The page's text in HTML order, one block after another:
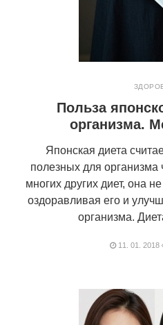
Польза
организма.
Японская диета
полезных для организма
многих других диет, она
оздоравливая его и
организма.
11. 01. 2018